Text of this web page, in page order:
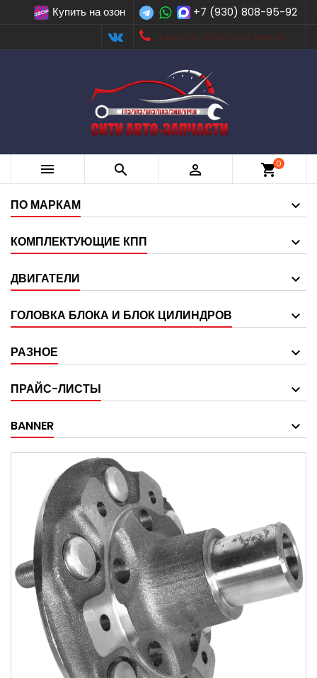
Купить на озон
+7 (930) 808-95-92
Заказать обратный звонок
   shopping_cart0
ПО МАРКАМ
КОМПЛЕКТУЮЩИЕ КПП
ДВИГАТЕЛИ
ГОЛОВКА БЛОКА И БЛОК ЦИЛИНДРОВ
РАЗНОЕ
ПРАЙС-ЛИСТЫ
BANNER